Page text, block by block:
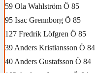
59 Ola Wahlström Ö 85
95 Isac Grennborg Ö 85
127 Fredrik Löfgren Ö 85
39 Anders Kristiansson Ö 84
40 Anders Gustafsson Ö 84